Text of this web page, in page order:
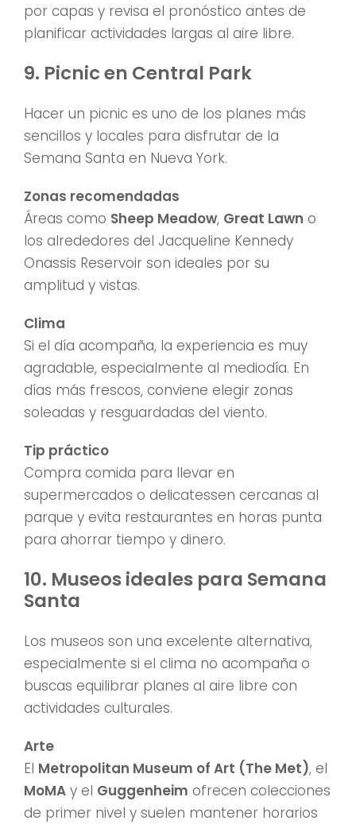
por capas y revisa el pronóstico antes de
planificar actividades largas al aire libre.
9. Picnic en Central Park
Hacer un picnic es uno de los planes más
sencillos y locales para disfrutar de la
Semana Santa en Nueva York.
Zonas recomendadas
Áreas como Sheep Meadow, Great Lawn o
los alrededores del Jacqueline Kennedy
Onassis Reservoir son ideales por su
amplitud y vistas.
Clima
Si el día acompaña, la experiencia es muy
agradable, especialmente al mediodía. En
días más frescos, conviene elegir zonas
soleadas y resguardadas del viento.
Tip práctico
Compra comida para llevar en
supermercados o delicatessen cercanas al
parque y evita restaurantes en horas punta
para ahorrar tiempo y dinero.
10. Museos ideales para Semana
Santa
Los museos son una excelente alternativa,
especialmente si el clima no acompaña o
buscas equilibrar planes al aire libre con
actividades culturales.
Arte
El Metropolitan Museum of Art (The Met), el
MoMA y el Guggenheim ofrecen colecciones
de primer nivel y suelen mantener horarios